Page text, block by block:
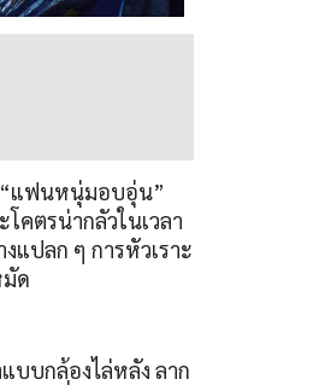
“แฟนหนุ่มอบอุ่น”
คตรน่ากลัวในเวลา
ปลก ๆ การหัวเราะ
ด
บบกล้องไล่หลัง ลาก